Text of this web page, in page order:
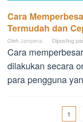
Cara
Termudah dan
OlehJampena Diposting
Cara
dilakukan secara
para pengguna
1